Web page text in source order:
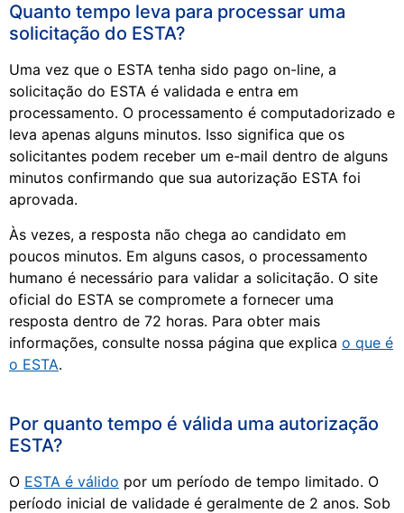
Quanto tempo leva para processar uma
solicitação do ESTA?
Uma vez que o ESTA tenha sido pago on-line, a
solicitação do ESTA é validada e entra em
processamento. O processamento é computadorizado e
leva apenas alguns minutos. Isso significa que os
solicitantes podem receber um e-mail dentro de alguns
minutos confirmando que sua autorização ESTA foi
aprovada.
Às vezes, a resposta não chega ao candidato em
poucos minutos. Em alguns casos, o processamento
humano é necessário para validar a solicitação. O site
oficial do ESTA se compromete a fornecer uma
resposta dentro de 72 horas. Para obter mais
informações, consulte nossa página que explica o que é
o ESTA.
Por quanto tempo é válida uma autorização
ESTA?
O ESTA é válido por um período de tempo limitado. O
período inicial de validade é geralmente de 2 anos. Sob